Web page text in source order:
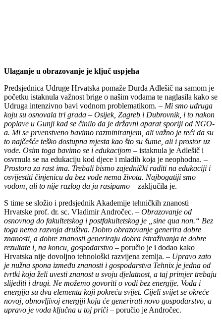
Ulaganje u obrazovanje je ključ uspjeha
Predsjednica Udruge Hrvatska pomaže Đurđa Adlešič na samom je
početku istaknula važnost brige o našim vodama te naglasila kako se
Udruga intenzivno bavi vodnom problematikom. – Mi smo udruga
koju su osnovala tri grada – Osijek, Zagreb i Dubrovnik, i to nakon
poplave u Gunji kad se činilo da je državni aparat sporiji od NGO-
a. Mi se prvenstveno bavimo razminiranjem, ali važno je reći da su
to najčešće teško dostupna mjesta kao što su šume, ali i prostor uz
vode. Osim toga bavimo se i edukacijom – istaknula je Adlešič i
osvrnula se na edukaciju kod djece i mladih koja je neophodna. –
Prostora za rast ima. Trebali bismo zajednički raditi na edukaciji i
osvijestiti činjenicu da bez vode nema života. Najbogatiji smo
vodom, ali to nije razlog da ju rasipamo – zaključila je.
S time se složio i predsjednik Akademije tehničkih znanosti
Hrvatske prof. dr. sc. Vladimir Andročec. – Obrazovanje od
osnovnog do fakultetskog i postfakultetskog je „sine qua non.“ Bez
toga nema razvoja društva. Dobro obrazovanje generira dobre
znanosti, a dobre znanosti generiraju dobra istraživanja te dobre
rezultate i, na koncu, gospodarstvo – poručio je i dodao kako
Hrvatska nije dovoljno tehnološki razvijena zemlja. – Upravo zato
je nužna spona između znanosti i gospodarstva Tehnix je jedna od
tvrtki koja želi uvesti znanost u svoju djelatnost, a taj primjer trebaju
slijediti i drugi. Ne možemo govoriti o vodi bez energije. Voda i
energija su dva elementa koji pokreću svijet. Cijeli svijet se okreće
novoj, obnovljivoj energiji koja će generirati novo gospodarstvo, a
upravo je voda ključna u toj priči – poručio je Andročec.